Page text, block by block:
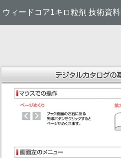
ウィードコア1キロ粒剤 技術資料